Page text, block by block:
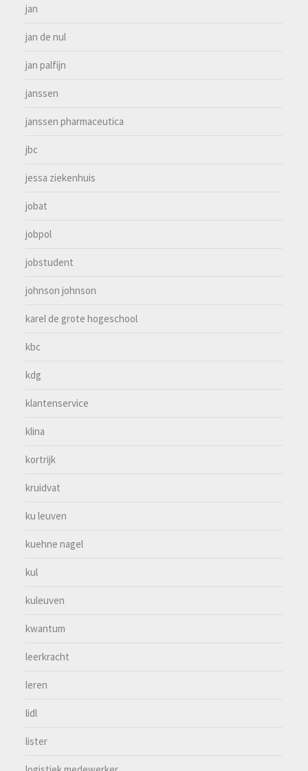
jan
jan de nul
jan palfijn
janssen
janssen pharmaceutica
jbc
jessa ziekenhuis
jobat
jobpol
jobstudent
johnson johnson
karel de grote hogeschool
kbc
kdg
klantenservice
klina
kortrijk
kruidvat
ku leuven
kuehne nagel
kul
kuleuven
kwantum
leerkracht
leren
lidl
lister